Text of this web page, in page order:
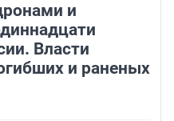
и
Власти
и раненых